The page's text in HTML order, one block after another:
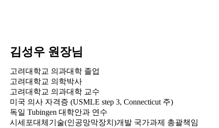
김성우 원장님
고려대학교 의과대학 졸업
고려대학교 의학박사
고려대학교 의과대학 교수
미국 의사 자격증 (USMLE step 3, Connecticut 주)
독일 Tubingen 대학안과 연수
시세포대체기술(인공망막장치)개발 국가과제 총괄책임